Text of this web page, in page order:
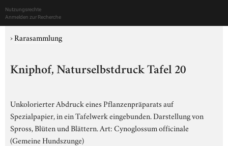
Nutzungsrechte
Anmelden zur Recherche
›Rarasammlung
Kniphof, Naturselbstdruck Tafel 20
Unkolorierter Abdruck eines Pflanzenpräparats auf
Spezialpapier, in ein Tafelwerk eingebunden. Darstellung von
Spross, Blüten und Blättern. Art: Cynoglossum officinale
(Gemeine Hundszunge)